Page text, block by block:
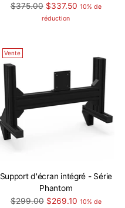
Prix
$375.00 $337.50 10% de
réduction
Vente
Support d'écran intégré - Série
Phantom
Prix
$299.00 $269.10 10% de